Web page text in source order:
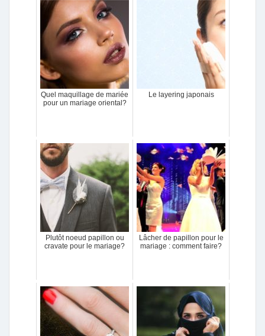
Quel maquillage de mariée
pour un mariage oriental?
Le layering japonais
Plutôt noeud papillon ou
cravate pour le mariage?
Lâcher de papillon pour le
mariage : comment faire?